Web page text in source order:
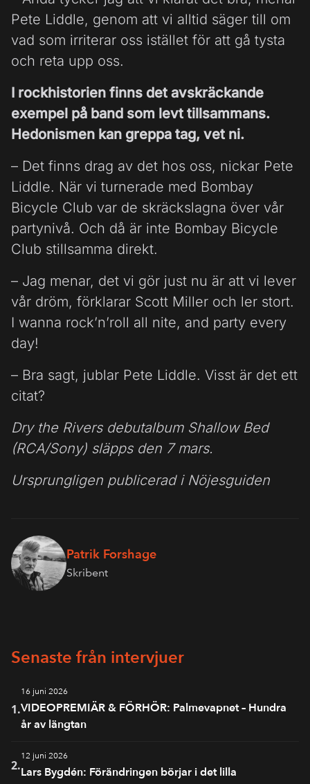
Pete Liddle, genom att vi alltid säger till om
vad som irriterar oss istället för att gå tysta
och reta upp oss.
I rockhistorien finns det avskräckande
exempel på band som levt tillsammans.
Hedonismen kan greppa tag, vet ni.
– Det finns drag av det hos oss, nickar Pete
Liddle. När vi turnerade med Bombay
Bicycle Club var de skräckslagna över vår
partynivå. Och då är inte Bombay Bicycle
Club stillsamma direkt.
– Jag menar, det vi gör just nu är att vi lever
vår dröm, förklarar Scott Miller och ler stort.
I wanna rock’n’roll all nite, and party every
day!
– Bra sagt, jublar Pete Liddle. Visst är det ett
citat?
Dry the Rivers debutalbum Shallow Bed
(RCA/Sony) släpps den 7 mars.
Ursprungligen publicerad i Nöjesguiden
Patrik Forshage
Skribent
Senaste från intervjuer
1.
16 juni 2026
VIDEOPREMIÄR & FÖRHÖR: Palmevapnet – Hundra
år av längtan
2.
12 juni 2026
Lars Bygdén: Förändringen börjar i det lilla